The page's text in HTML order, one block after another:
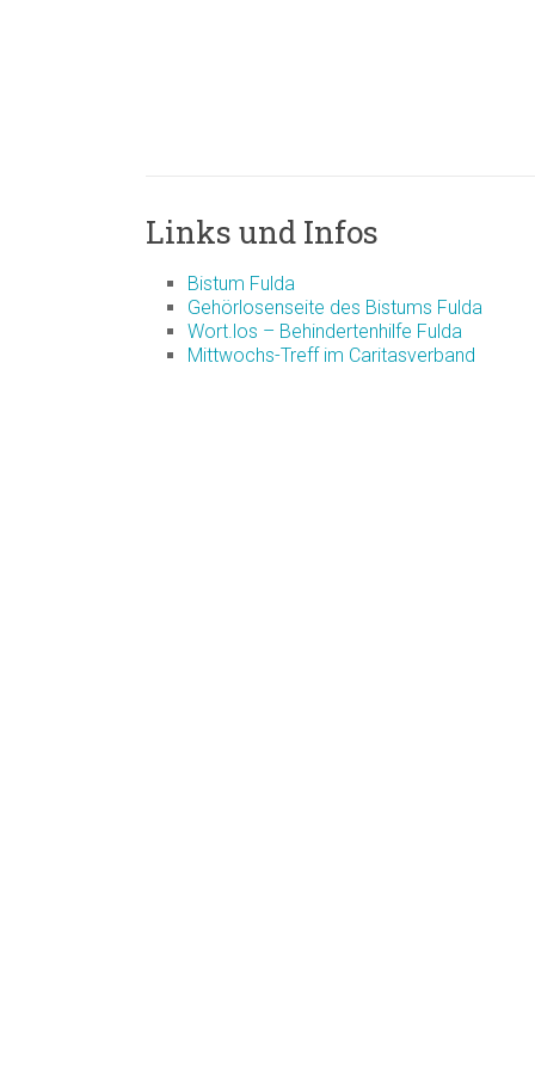
Links und Infos
Bistum Fulda
Gehörlosenseite des Bistums Fulda
Wort.los – Behindertenhilfe Fulda
Mittwochs-Treff im Caritasverband